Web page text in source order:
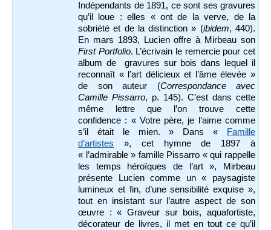
Indépendants de 1891, ce sont ses gravures
qu’il loue : elles « ont de la verve, de la
sobriété et de la distinction » (ibidem, 440).
En mars 1893, Lucien offre à Mirbeau son
First Portfolio. L’écrivain le remercie pour cet
album de gravures sur bois dans lequel il
reconnaît « l’art délicieux et l’âme élevée »
de son auteur (Correspondance avec
Camille Pissarro, p. 145). C’est dans cette
même lettre que l’on trouve cette
confidence : « Votre père, je l’aime comme
s’il était le mien. » Dans «
Famille
d’artistes », cet hymne de 1897 à
« l’admirable » famille Pissarro « qui rappelle
les temps héroïques de l’art », Mirbeau
présente Lucien comme un « paysagiste
lumineux et fin, d’une sensibilité exquise »,
tout en insistant sur l’autre aspect de son
œuvre : « Graveur sur bois, aquafortiste,
décorateur de livres, il met en tout ce qu’il